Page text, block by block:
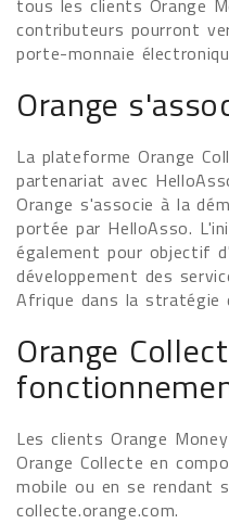
tous les clients Orange
contributeurs pourront
porte-monnaie
Orange
La plateforme Orange
partenariat avec
Orange s'associe à la
portée par HelloAsso.
également pour objectif
développement des
Afrique dans la stratégie
Orange
Les clients Orange
Orange Collecte en
mobile ou en se rendant
collecte.orange.com.